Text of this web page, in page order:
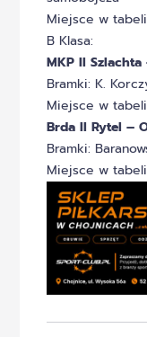
Miejsce w
B Klasa:
MKP II
Bramki: K.
Miejsce w
Brda II Rytel –
Bramki:
Miejsce w